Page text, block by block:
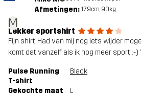
M
Afmetingen: 179cm, 90kg
Lekker sportshirt
Fijn shirt. Had van mij nog iets wijder
komt dat vanzelf als ik nog meer sport :-)
Pulse Running
T-shirt
Black
Gekochte maat L